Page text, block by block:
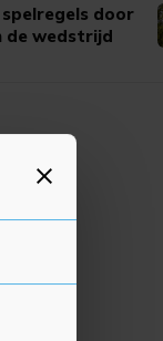
door
de wedstrijd